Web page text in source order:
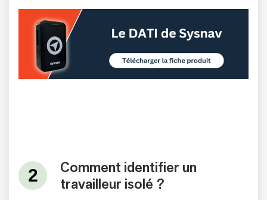
Comment identifier un
travailleur isolé ?